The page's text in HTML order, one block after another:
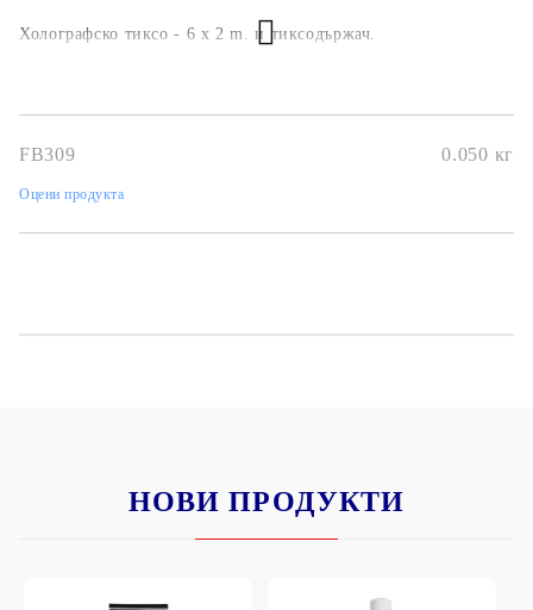
Холографско тиксо - 6 x 2 m. и тиксодържач.
FB309 0.050 кг
Оцени продукта
НОВИ ПРОДУКТИ